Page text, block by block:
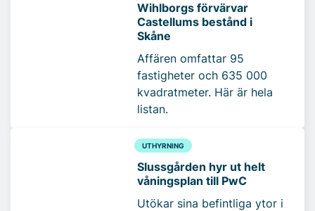
Wihlborgs förvärvar
Castellums bestånd i
Skåne
Affären omfattar 95
fastigheter och 635 000
kvadratmeter. Här är hela
listan.
UTHYRNING
Slussgården hyr ut helt
våningsplan till PwC
Utökar sina befintliga ytor i